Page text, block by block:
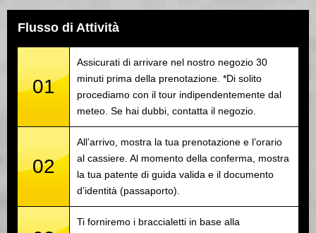
Flusso di Attività
01
Assicurati di arrivare nel nostro negozio 30
minuti prima della prenotazione. *Di solito
procediamo con il tour indipendentemente dal
meteo. Se hai dubbi, contatta il negozio.
02
All’arrivo, mostra la tua prenotazione e l’orario
al cassiere. Al momento della conferma, mostra
la tua patente di guida valida e il documento
d’identità (passaporto).
Ti forniremo i braccialetti in base alla